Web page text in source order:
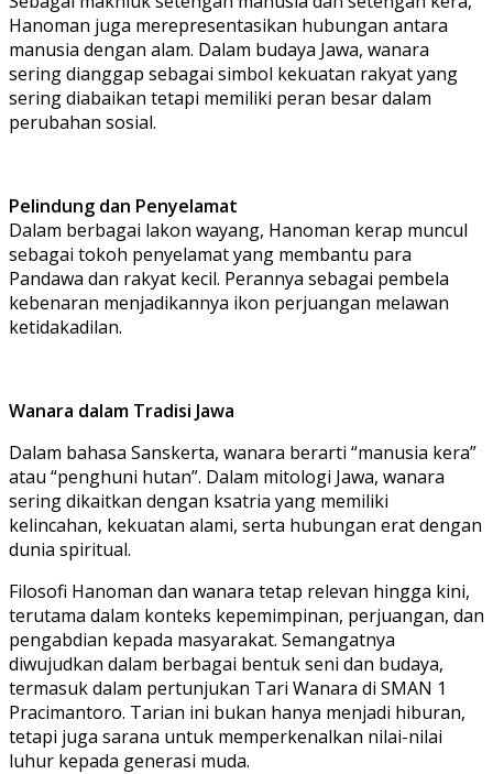
Hanoman juga merepresentasikan hubungan antara
manusia dengan alam. Dalam budaya Jawa, wanara
sering dianggap sebagai simbol kekuatan rakyat yang
sering diabaikan tetapi memiliki peran besar dalam
perubahan sosial.
Pelindung dan Penyelamat
Dalam berbagai lakon wayang, Hanoman kerap muncul
sebagai tokoh penyelamat yang membantu para
Pandawa dan rakyat kecil. Perannya sebagai pembela
kebenaran menjadikannya ikon perjuangan melawan
ketidakadilan.
Wanara dalam Tradisi Jawa
Dalam bahasa Sanskerta, wanara berarti “manusia kera”
atau “penghuni hutan”. Dalam mitologi Jawa, wanara
sering dikaitkan dengan ksatria yang memiliki
kelincahan, kekuatan alami, serta hubungan erat dengan
dunia spiritual.
Filosofi Hanoman dan wanara tetap relevan hingga kini,
terutama dalam konteks kepemimpinan, perjuangan, dan
pengabdian kepada masyarakat. Semangatnya
diwujudkan dalam berbagai bentuk seni dan budaya,
termasuk dalam pertunjukan Tari Wanara di SMAN 1
Pracimantoro. Tarian ini bukan hanya menjadi hiburan,
tetapi juga sarana untuk memperkenalkan nilai-nilai
luhur kepada generasi muda.